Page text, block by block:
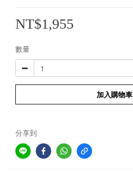
NT$1,955
數量
加入購物車
分享到